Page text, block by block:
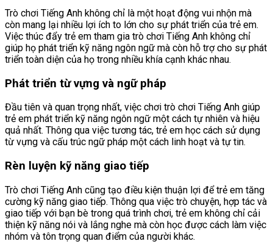
Trò chơi Tiếng Anh không chỉ là một hoạt động vui nhộn mà
còn mang lại nhiều lợi ích to lớn cho sự phát triển của trẻ em.
Việc thúc đẩy trẻ em tham gia trò chơi Tiếng Anh không chỉ
giúp họ phát triển kỹ năng ngôn ngữ mà còn hỗ trợ cho sự phát
triển toàn diện của họ trong nhiều khía cạnh khác nhau.
Phát triển từ vựng và ngữ pháp
Đầu tiên và quan trọng nhất, việc chơi trò chơi Tiếng Anh giúp
trẻ em phát triển kỹ năng ngôn ngữ một cách tự nhiên và hiệu
quả nhất. Thông qua việc tương tác, trẻ em học cách sử dụng
từ vựng và cấu trúc ngữ pháp một cách linh hoạt và tự tin.
Rèn luyện kỹ năng giao tiếp
Trò chơi Tiếng Anh cũng tạo điều kiện thuận lợi để trẻ em tăng
cường kỹ năng giao tiếp. Thông qua việc trò chuyện, hợp tác và
giao tiếp với bạn bè trong quá trình chơi, trẻ em không chỉ cải
thiện kỹ năng nói và lắng nghe mà còn học được cách làm việc
nhóm và tôn trọng quan điểm của người khác.